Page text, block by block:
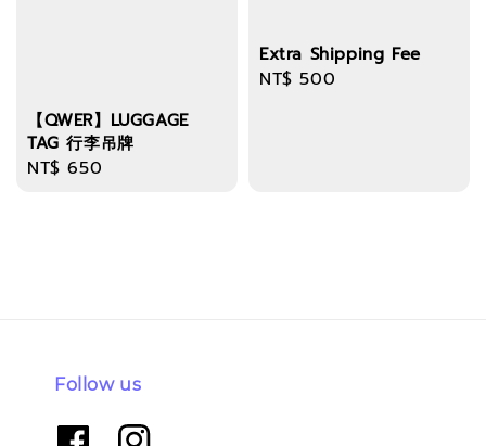
【QWER】LUGGAGE
TAG 行李吊牌
Regular
NT$ 650
Extra Shipping Fee
Regular
NT$ 500
Follow us